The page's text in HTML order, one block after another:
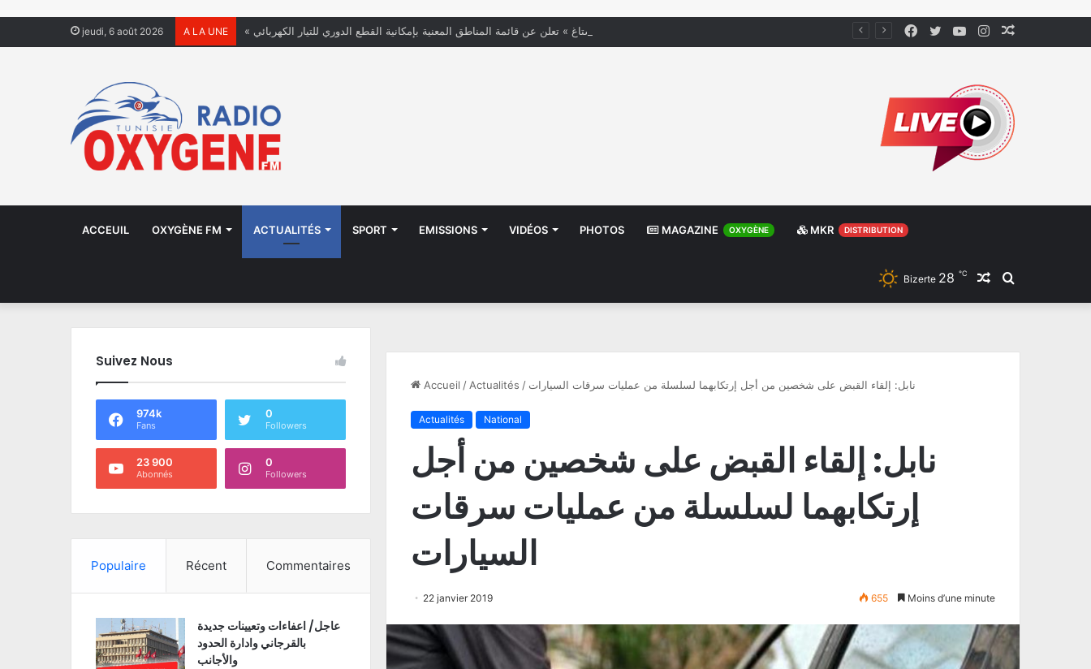
jeudi, 6 août 2026 A LA UNE « الستاغ » تعلن عن قائمة المناطق المعنية بإمكانية القطع الدوري للتيار الكهربائي Instagram
YouTube
Twitter
Facebook
ACCEUIL OXYGÈNE FM ACTUALITÉS SPORT EMISSIONS VIDÉOS PHOTOS MAGAZINE OXYGÈNE MKR DISTRIBUTION
Rechercher
Article
Bizerte 28 ℃
Accueil / Actualités / نابل: إلقاء القبض على شخصين من أجل إرتكابهما لسلسلة من عمليات سرقات السيارات
Actualités National
نابل: إلقاء القبض على شخصين من أجل
إرتكابهما لسلسلة من عمليات سرقات
السيارات
22 janvier 2019 655 Moins d’une minute
Suivez Nous
974k
Fans
0
Followers
23 900
Abonnés
0
Followers
Populaire Récent Commentaires
عاجل/ اعفاءات وتعيينات جديدة
بالقرجاني وادارة الحدود
والأجانب